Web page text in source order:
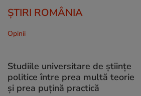
ȘTIRI ROMÂNIA
Opinii
Studiile universitare de științe
politice între prea multă teorie
și prea puțină practică